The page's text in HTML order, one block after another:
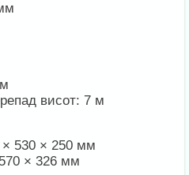
висот: 7 м
× 530 × 250 мм
× 326 мм